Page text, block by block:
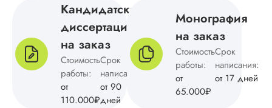
Кандидатская
диссертация
на заказ
Стоимость
работы:
от
110.000₽
Срок
написания:
от 90
дней
Монография
на заказ
Стоимость
работы:
от
65.000₽
Срок
написания:
от 17 дней
Магистерскую
диссертацию по
английскому
без ошибок, на
доработку не
отправляла.
всего